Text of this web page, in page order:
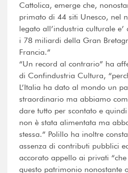
Cattolica, emerge che,
primato di 44 siti Unesco, nel
legato all’industria culturale
i 78 miliardi della Gran
Francia.”
“Un record al contrario” ha
di Confindustria Cultura,
L’Italia ha dato al mondo un
straordinario ma abbiamo
dare tutto per scontato e
non è stata alimentata ma
stessa.” Polillo ha inoltre
assenza di contributi pubblici
accorato appello ai privati
questo patrimonio nonostante